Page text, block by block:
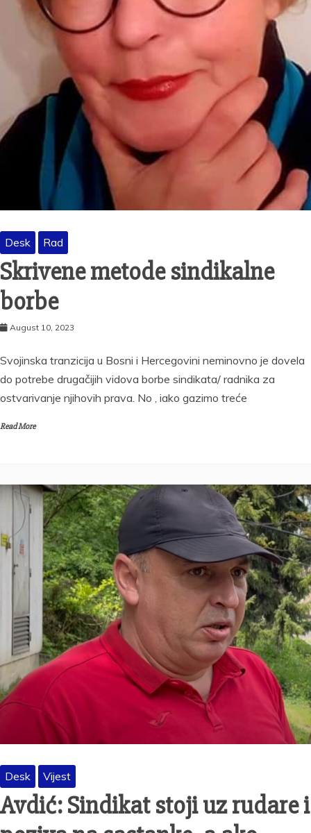
Desk Rad
Skrivene metode sindikalne
borbe
August 10, 2023
Svojinska tranzicija u Bosni i Hercegovini neminovno je dovela
do potrebe drugačijih vidova borbe sindikata/ radnika za
ostvarivanje njihovih prava. No , iako gazimo treće
Read More
Desk Vijest
Avdić: Sindikat stoji uz rudare i